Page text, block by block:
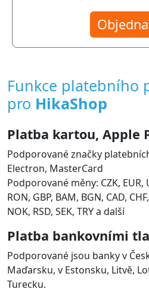
Funkce platebního
pro HikaShop
Platba kartou, Apple
Podporované značky
Electron, MasterCard
Podporované měny: CZK, EUR,
RON, GBP, BAM, BGN, CAD,
NOK, RSD, SEK, TRY a další
Platba bankovními
Podporované jsou banky v
Maďarsku, v Estonsku, Litvě,
Turecku.